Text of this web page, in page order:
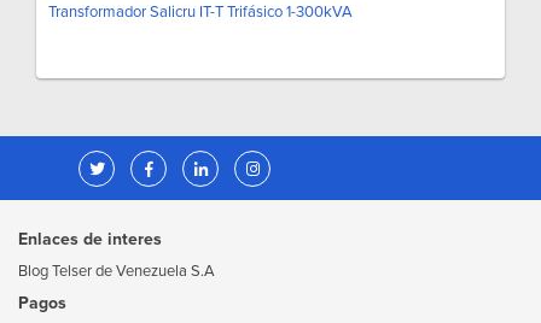
Transformador Salicru IT-T Trifásico 1-300kVA
Enlaces de interes
Blog Telser de Venezuela S.A
Pagos